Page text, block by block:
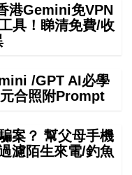
港Gemini免VPN
具！睇清免費/收
/GPT AI必學
合照附Prompt
案？ 幫父母手機
濾陌生來電/釣魚